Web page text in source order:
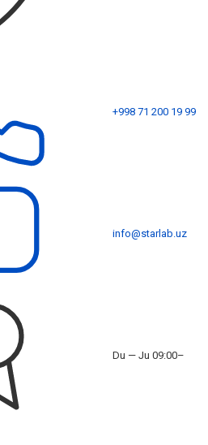
+998 71 200 19 99
info@starlab.uz
Du — Ju 09:00–